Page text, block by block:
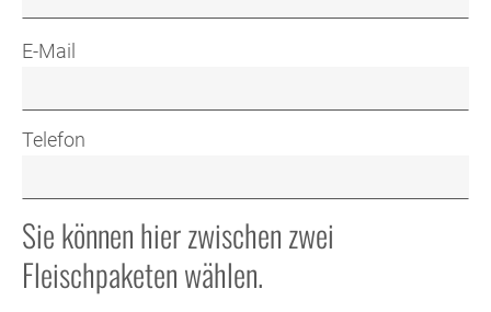
E-Mail
Telefon
Sie können hier zwischen zwei
Fleischpaketen wählen.